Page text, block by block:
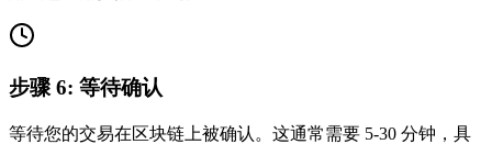
步骤 6: 等待确认
等待您的交易在区块链上被确认。这通常需要 5-30 分钟，具